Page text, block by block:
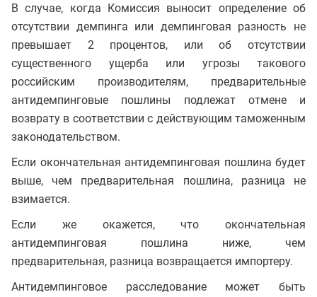
В случае, когда Комиссия выносит определение об
отсутствии демпинга или демпинговая разность не
превышает 2 процентов, или об отсутствии
существенного ущерба или угрозы такового
российским производителям, предварительные
антидемпинговые пошлины подлежат отмене и
возврату в соответствии с действующим таможенным
законодательством.
Если окончательная антидемпинговая пошлина будет
выше, чем предварительная пошлина, разница не
взимается.
Если же окажется, что окончательная
антидемпинговая пошлина ниже, чем
предварительная, разница возвращается импортеру.
Антидемпинговое расследование может быть